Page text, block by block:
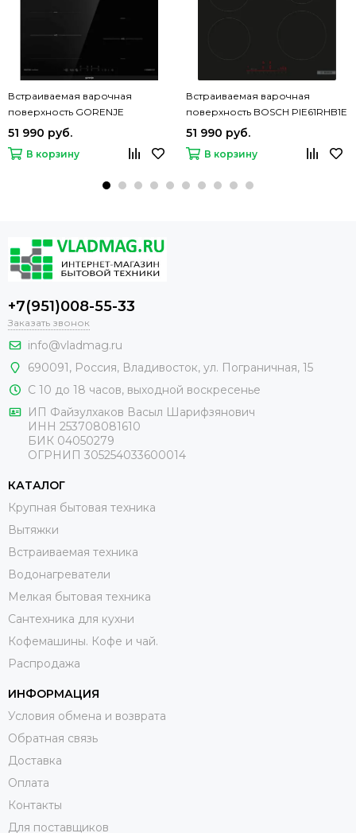
Встраиваемая варочная
поверхность GORENJE
IT645BCSC
51 990 руб.
В корзину
Встраиваемая варочная
поверхность BOSCH PIE61RHB1E
51 990 руб.
В корзину
+7(951)008-55-33
Заказать звонок
info@vladmag.ru
690091, Россия, Владивосток, ул. Пограничная, 15
С 10 до 18 часов, выходной воскресенье
ИП Файзулхаков Васыл Шарифзянович
ИНН 253708081610
БИК 04050279
ОГРНИП 305254033600014
КАТАЛОГ
Крупная бытовая техника
Вытяжки
Встраиваемая техника
Водонагреватели
Мелкая бытовая техника
Сантехника для кухни
Кофемашины. Кофе и чай.
Распродажа
ИНФОРМАЦИЯ
Условия обмена и возврата
Обратная связь
Доставка
Оплата
Контакты
Для поставщиков